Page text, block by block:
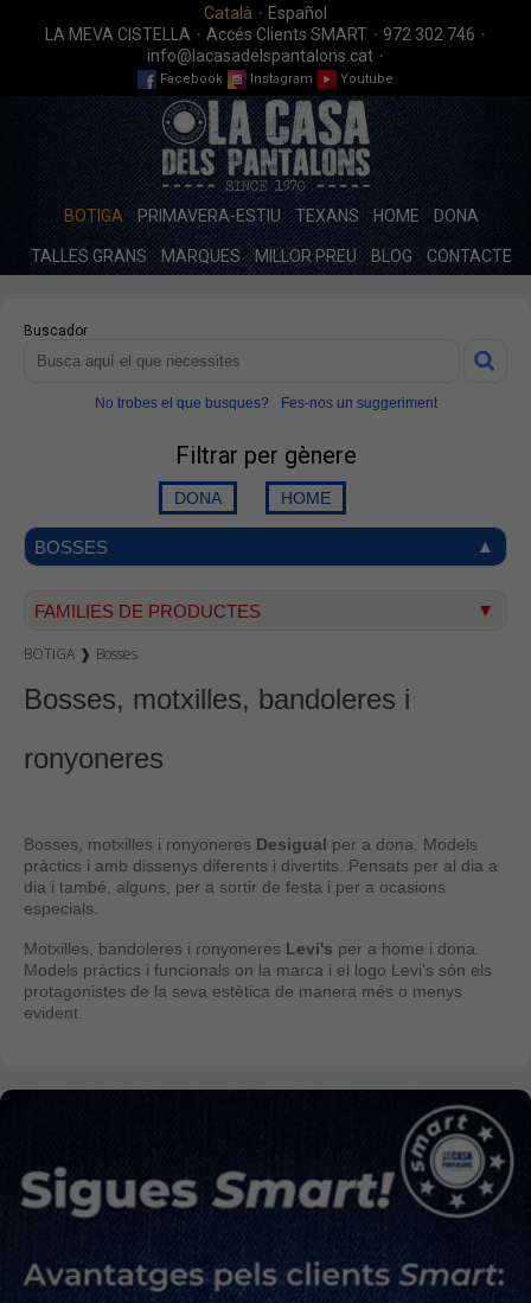
Català · Español
LA MEVA CISTELLA · Accés Clients SMART · 972 302 746 ·
info@lacasadelspantalons.cat ·
Facebook Instagram Youtube
BOTIGA PRIMAVERA-ESTIU TEXANS HOME DONA
TALLES GRANS MARQUES MILLOR PREU BLOG CONTACTE
Buscador
No trobes el que busques? Fes-nos un suggeriment
Filtrar per gènere
BOSSES
FAMILIES DE PRODUCTES
Texà home
Texà dona
Pana home
Bermudes
Dessuadores
Polos
Bruses
Accessoris
Cinturons
Bufandes i mocadors
BOTIGA ❱ Bosses
Bosses, motxilles, bandoleres i
ronyoneres
Bosses, motxilles i ronyoneres Desigual per a dona. Models
pràctics i amb dissenys diferents i divertits. Pensats per al dia a
dia i també, alguns, per a sortir de festa i per a ocasions
especials.
Motxilles, bandoleres i ronyoneres Levi's per a home i dona.
Models pràctics i funcionals on la marca i el logo Levi's són els
protagonistes de la seva estètica de manera més o menys
evident.